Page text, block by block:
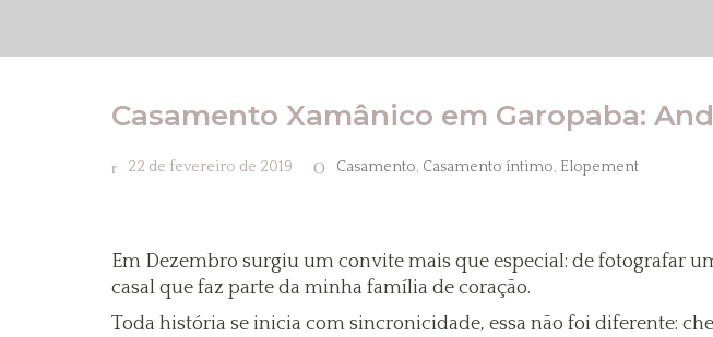
Casamento Xamânico em Garopaba:
22 de fevereiro de 2019 Casamento, Casamento íntimo, Elopement
Em Dezembro surgiu um convite mais que especial: de fotografar
casal que faz parte da minha família de coração.
Toda história se inicia com sincronicidade, essa não foi diferente: